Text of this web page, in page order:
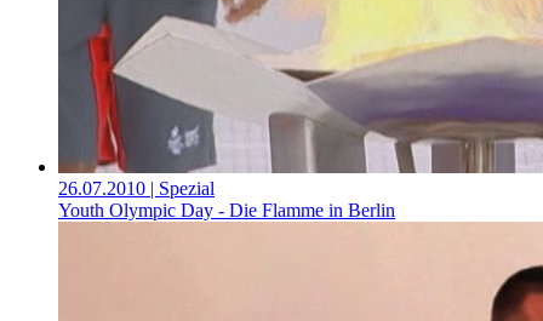
26.07.2010 | Spezial
Youth Olympic Day - Die Flamme in Berlin